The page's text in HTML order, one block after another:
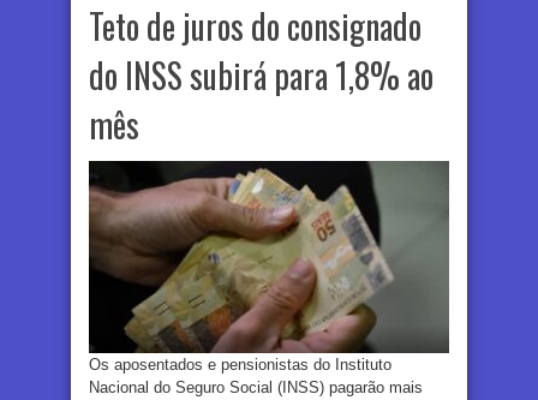
Teto de juros do consignado
do INSS subirá para 1,8% ao
mês
Os aposentados e pensionistas do Instituto
Nacional do Seguro Social (INSS) pagarão mais